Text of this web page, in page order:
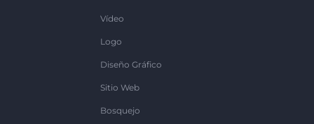
Vídeo
Logo
Diseño Gráfico
Sitio Web
Bosquejo